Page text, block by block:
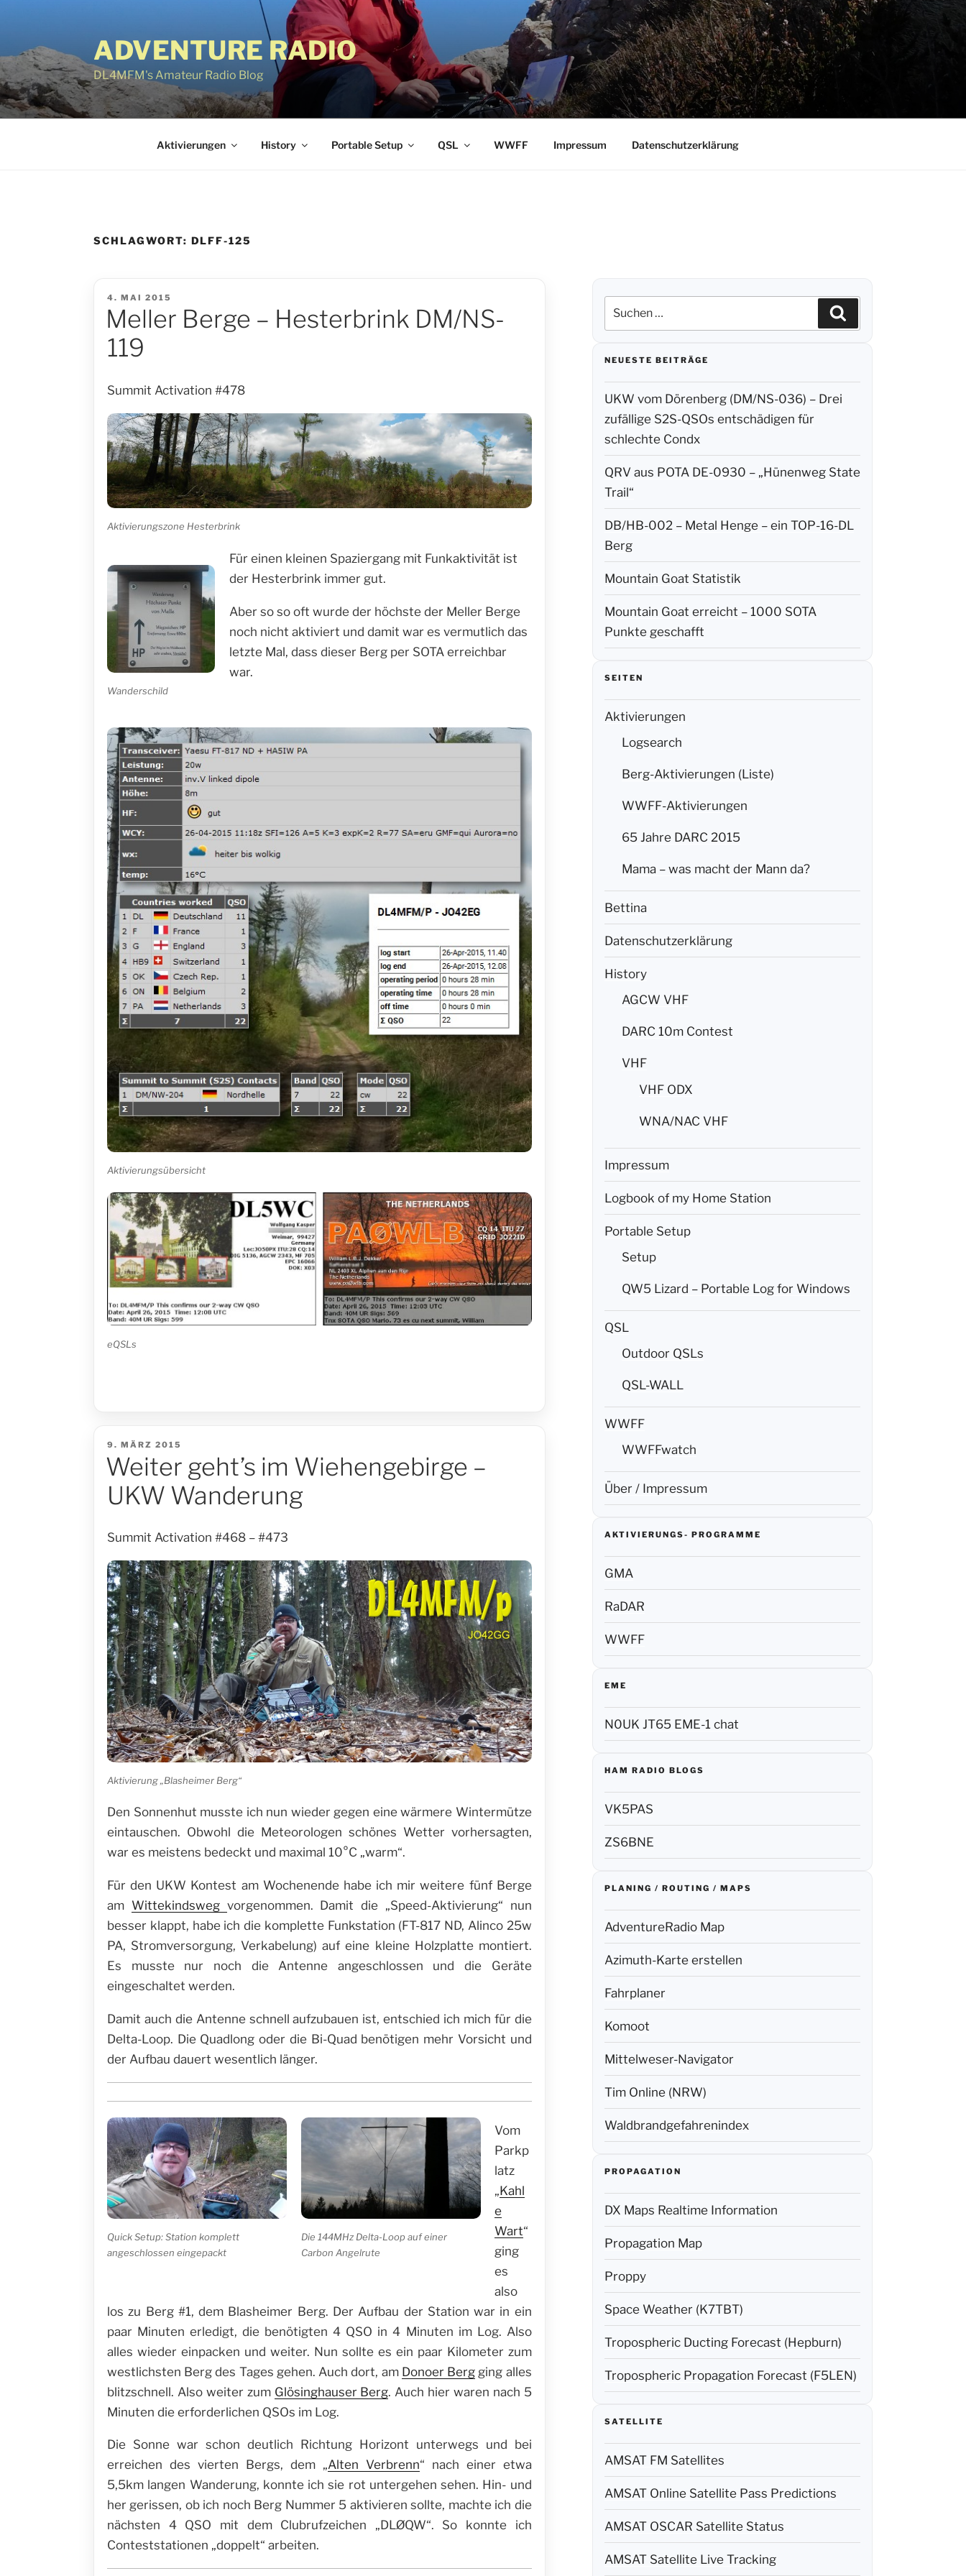
springen
ADVENTURE RADIO
DL4MFM's Amateur Radio Blog
Aktivierungen History Portable Setup QSL WWFF Impressum Datenschutzerklärung
SCHLAGWORT: DLFF-125
VERÖFFENTLICHT
AM
4. MAI 2015
Meller Berge – Hesterbrink DM/NS-
119
Summit Activation #478
Aktivierungszone Hesterbrink
Wanderschild
Für einen kleinen Spaziergang mit Funkaktivität ist
der Hesterbrink immer gut.
Aber so so oft wurde der höchste der Meller Berge
noch nicht aktiviert und damit war es vermutlich das
letzte Mal, dass dieser Berg per SOTA erreichbar
war.
Aktivierungsübersicht
eQSLs
VERÖFFENTLICHT
AM
9. MÄRZ 2015
Weiter geht’s im Wiehengebirge –
UKW Wanderung
Summit Activation #468 – #473
Aktivierung „Blasheimer Berg“
Den Sonnenhut musste ich nun wieder gegen eine wärmere Wintermütze
eintauschen. Obwohl die Meteorologen schönes Wetter vorhersagten,
war es meistens bedeckt und maximal 10°C „warm“.
Für den UKW Kontest am Wochenende habe ich mir weitere fünf Berge
am Wittekindsweg vorgenommen. Damit die „Speed-Aktivierung“ nun
besser klappt, habe ich die komplette Funkstation (FT-817 ND, Alinco 25w
PA, Stromversorgung, Verkabelung) auf eine kleine Holzplatte montiert.
Es musste nur noch die Antenne angeschlossen und die Geräte
eingeschaltet werden.
Damit auch die Antenne schnell aufzubauen ist, entschied ich mich für die
Delta-Loop. Die Quadlong oder die Bi-Quad benötigen mehr Vorsicht und
der Aufbau dauert wesentlich länger.
Quick Setup: Station komplett
angeschlossen eingepackt
Die 144MHz Delta-Loop auf einer
Carbon Angelrute
Vom
Parkp
latz
„Kahl
e
Wart“
ging
es
also
los zu Berg #1, dem Blasheimer Berg. Der Aufbau der Station war in ein
paar Minuten erledigt, die benötigten 4 QSO in 4 Minuten im Log. Also
alles wieder einpacken und weiter. Nun sollte es ein paar Kilometer zum
westlichsten Berg des Tages gehen. Auch dort, am Donoer Berg ging alles
blitzschnell. Also weiter zum Glösinghauser Berg. Auch hier waren nach 5
Minuten die erforderlichen QSOs im Log.
Die Sonne war schon deutlich Richtung Horizont unterwegs und bei
erreichen des vierten Bergs, dem „Alten Verbrenn“ nach einer etwa
5,5km langen Wanderung, konnte ich sie rot untergehen sehen. Hin- und
her gerissen, ob ich noch Berg Nummer 5 aktivieren sollte, machte ich die
nächsten 4 QSO mit dem Clubrufzeichen „DLØQW“. So konnte ich
Conteststationen „doppelt“ arbeiten.
Suchen
nach:
NEUESTE BEITRÄGE
UKW vom Dörenberg (DM/NS-036) – Drei
zufällige S2S-QSOs entschädigen für
schlechte Condx
QRV aus POTA DE-0930 – „Hünenweg State
Trail“
DB/HB-002 – Metal Henge – ein TOP-16-DL
Berg
Mountain Goat Statistik
Mountain Goat erreicht – 1000 SOTA
Punkte geschafft
SEITEN
Aktivierungen
Logsearch
Berg-Aktivierungen (Liste)
WWFF-Aktivierungen
65 Jahre DARC 2015
Mama – was macht der Mann da?
Bettina
Datenschutzerklärung
History
AGCW VHF
DARC 10m Contest
VHF
VHF ODX
WNA/NAC VHF
Impressum
Logbook of my Home Station
Portable Setup
Setup
QW5 Lizard – Portable Log for Windows
QSL
Outdoor QSLs
QSL-WALL
WWFF
WWFFwatch
Über / Impressum
AKTIVIERUNGS- PROGRAMME
GMA
RaDAR
WWFF
EME
N0UK JT65 EME-1 chat
HAM RADIO BLOGS
VK5PAS
ZS6BNE
PLANING / ROUTING / MAPS
AdventureRadio Map
Azimuth-Karte erstellen
Fahrplaner
Komoot
Mittelweser-Navigator
Tim Online (NRW)
Waldbrandgefahrenindex
PROPAGATION
DX Maps Realtime Information
Propagation Map
Proppy
Space Weather (K7TBT)
Tropospheric Ducting Forecast (Hepburn)
Tropospheric Propagation Forecast (F5LEN)
SATELLITE
AMSAT FM Satellites
AMSAT Online Satellite Pass Predictions
AMSAT OSCAR Satellite Status
AMSAT Satellite Live Tracking